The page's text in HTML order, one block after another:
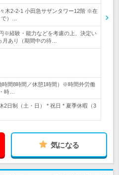
木2-2-1 小田急サザンタワー12階 ※在
）…
※経験・能力などを考慮の上、決定い
あり（期間中の待…
時間8時間／休憩1時間）※時間外労働
時…
2日制（土・日） * 祝日 * 夏季休暇（3
気になる